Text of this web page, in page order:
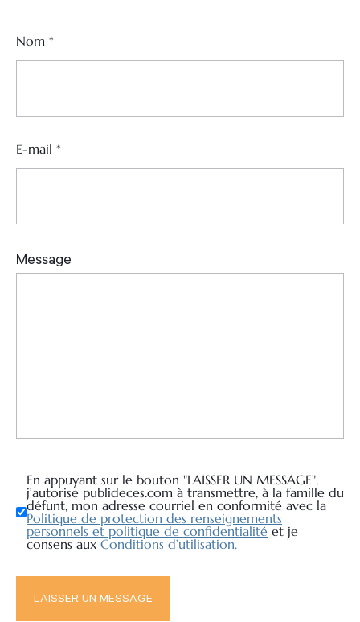
En appuyant sur le bouton "LAISSER UN MESSAGE",
j’autorise publideces.com à transmettre, à la famille du
défunt, mon adresse courriel en conformité avec la
Politique de protection des renseignements
personnels et politique de confidentialité et je
consens aux Conditions d’utilisation.
Nom *
E-mail *